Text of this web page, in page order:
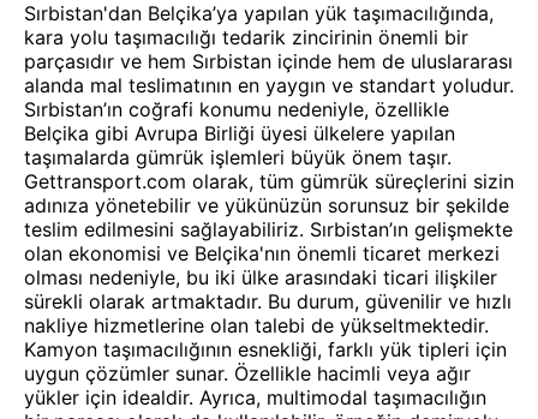
Sırbistan'dan Belçika’ya yapılan yük taşımacılığında,
kara yolu taşımacılığı tedarik zincirinin önemli bir
parçasıdır ve hem Sırbistan içinde hem de uluslararası
alanda mal teslimatının en yaygın ve standart yoludur.
Sırbistan’ın coğrafi konumu nedeniyle, özellikle
Belçika gibi Avrupa Birliği üyesi ülkelere yapılan
taşımalarda gümrük işlemleri büyük önem taşır.
Gettransport.com olarak, tüm gümrük süreçlerini sizin
adınıza yönetebilir ve yükünüzün sorunsuz bir şekilde
teslim edilmesini sağlayabiliriz. Sırbistan’ın gelişmekte
olan ekonomisi ve Belçika'nın önemli ticaret merkezi
olması nedeniyle, bu iki ülke arasındaki ticari ilişkiler
sürekli olarak artmaktadır. Bu durum, güvenilir ve hızlı
nakliye hizmetlerine olan talebi de yükseltmektedir.
Kamyon taşımacılığının esnekliği, farklı yük tipleri için
uygun çözümler sunar. Özellikle hacimli veya ağır
yükler için idealdir. Ayrıca, multimodal taşımacılığın